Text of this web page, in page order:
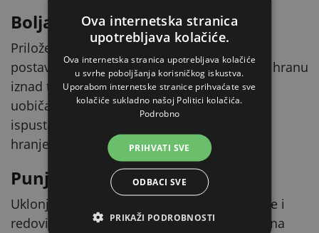
Bolja higijena i stabilnost
Priložene nožice osiguravaju stabilnije
postavljanje hranilice i istovremeno podižu hranu
iznad tla. Sadržaj je tako bolje zaštićen od
uobičajenih nečistoća s poda kokošinjca ili
ispusta, što doprinosi čišćem i praktičnijem
hranjenju.
Punjenje i čišćenje bez muke
Uklonjivi poklopac olakšava dosipanje hrane i
redovito čišćenje pojedinih dijelova. Plastična
Ova internetska stranica
upotrebljava kolačiće.
Ova internetska stranica upotrebljava kolačiće
u svrhe poboljšanja korisničkog iskustva.
Uporabom internetske stranice prihvaćate sve
kolačiće sukladno našoj Politici kolačića.
Podrobno
PRIHVATI SVE
ODBACI SVE
PRIKAŽI PODROBNOSTI